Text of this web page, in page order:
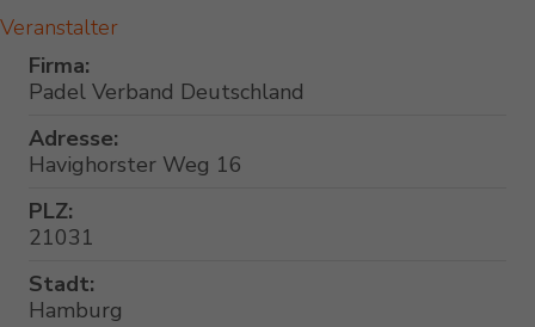
Veranstalter
Firma:
Padel Verband Deutschland
Adresse:
Havighorster Weg 16
PLZ:
21031
Stadt:
Hamburg